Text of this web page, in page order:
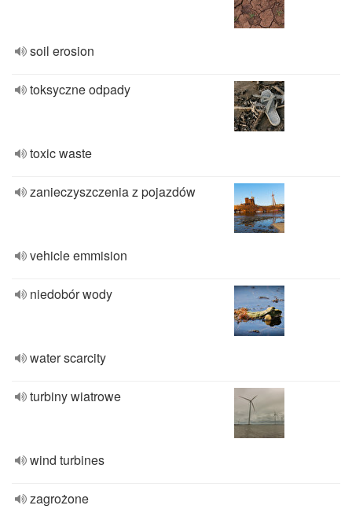
soil erosion
toksyczne odpady
toxic waste
zanieczyszczenia z pojazdów
vehicle emmision
niedobór wody
water scarcity
turbiny wiatrowe
wind turbines
zagrożone